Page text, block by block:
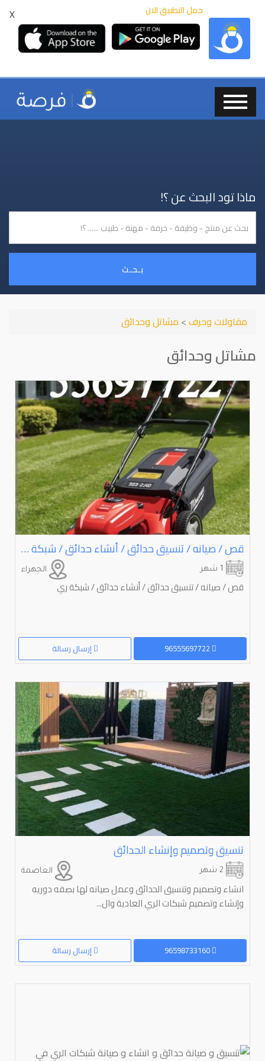
X حمل التطبيق الان
ماذا تود البحث عن ؟!
بـحـث
مقاولات وحرف> مشاتل وحدائق
مشاتل وحدائق
قص / صيانه / تنسيق حدائق / أنشاء حدائق / شبكة ري
الجهراء
قص / صيانه / تنسيق حدائق / أنشاء حدائق / شبكة ري
إرسال رسالة 96555697722
تنسيق وتصميم وإنشاء الحدائق
العاصمة
انشاء وتصميم وتنسيق الحدائق وعمل صيانه لها بصفه دوريه
وإنشاء وتصميم شبكات الري العادية وال...
إرسال رسالة 96598733160